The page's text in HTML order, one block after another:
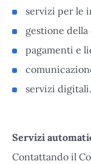
servizi per le
gestione
pagamenti e
servizi digitali.
Servizi
Contattando il